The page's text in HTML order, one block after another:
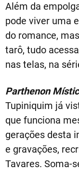
Além da
pode viver uma
do romance,
tarô, tudo
nas telas, na
Parthenon
Tupiniquim já
que funciona
gerações desta
e gravações,
Tavares. Soma-